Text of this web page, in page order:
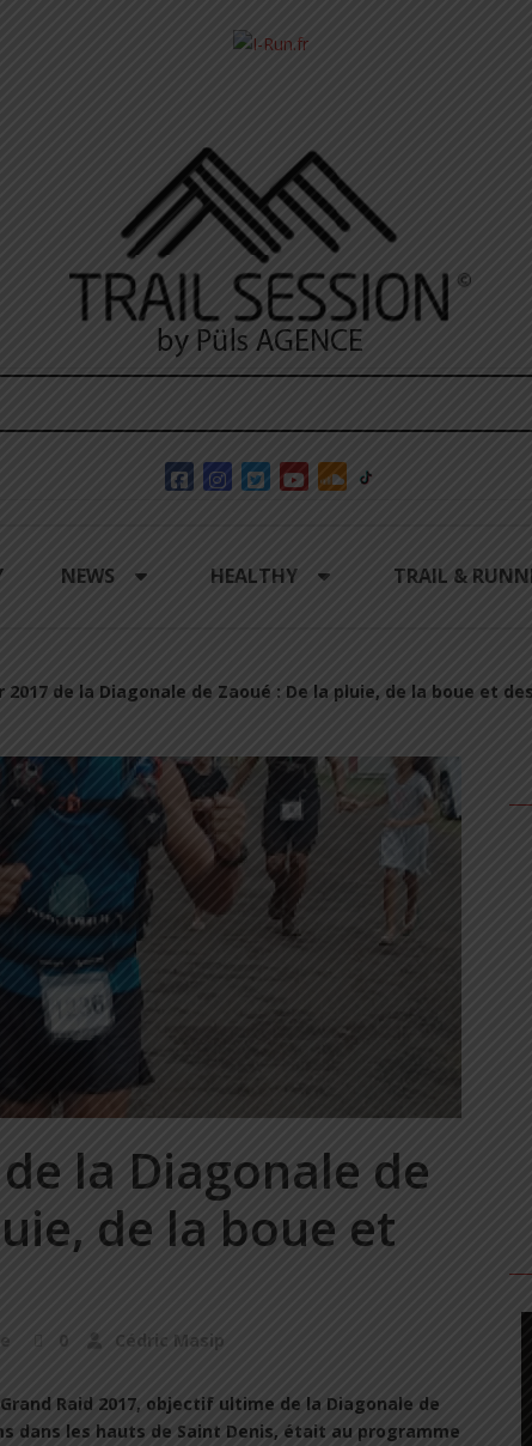
NEWS HEALTHY TRAIL &
2017 de la Diagonale de Zaoué : De la pluie, de la boue et
la Diagonale de
de la boue et
0 Cédric Masip
Raid 2017, objectif ultime de la Diagonale de
dans les hauts de Saint Denis, était au programme